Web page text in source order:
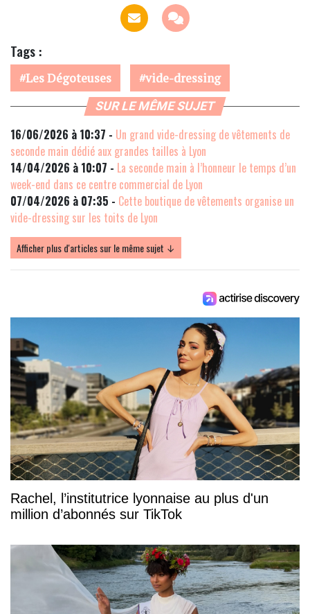
Tags :
Les Dégoteuses vide-dressing
SUR LE MÊME SUJET
16/06/2026 à 10:37 - Un grand vide-dressing de vêtements de
seconde main dédié aux grandes tailles à Lyon
14/04/2026 à 10:07 - La seconde main à l’honneur le temps d’un
week-end dans ce centre commercial de Lyon
07/04/2026 à 07:35 - Cette boutique de vêtements organise un
vide-dressing sur les toits de Lyon
Afficher plus d'articles sur le même sujet ↓
Rachel, l’institutrice lyonnaise au plus d'un
million d’abonnés sur TikTok